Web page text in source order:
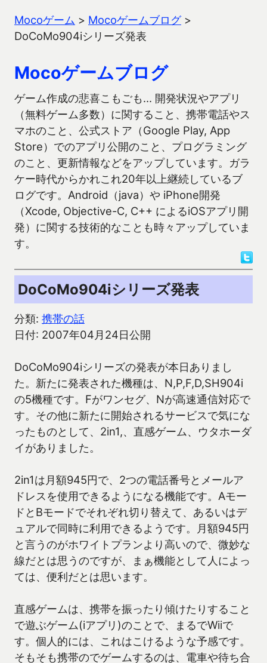
Mocoゲーム > Mocoゲームブログ>
DoCoMo904iシリーズ発表
Mocoゲームブログ
ゲーム作成の悲喜こもごも… 開発状況やアプリ
（無料ゲーム多数）に関すること、携帯電話やス
マホのこと、公式ストア（Google Play, App
Store）でのアプリ公開のこと、プログラミング
のこと、更新情報などをアップしています。ガラ
ケー時代からかれこれ20年以上継続しているブ
ログです。Android（java）や iPhone開発
（Xcode, Objective-C, C++ によるiOSアプリ開
発）に関する技術的なことも時々アップしていま
す。
DoCoMo904iシリーズ発表
分類: 携帯の話
日付: 2007年04月24日公開
DoCoMo904iシリーズの発表が本日ありまし
た。新たに発表された機種は、N,P,F,D,SH904i
の5機種です。Fがワンセグ、Nが高速通信対応で
す。その他に新たに開始されるサービスで気にな
ったものとして、2in1,、直感ゲーム、ウタホーダ
イがありました。
2in1は月額945円で、2つの電話番号とメールア
ドレスを使用できるようになる機能です。Aモー
ドとBモードでそれぞれ切り替えて、あるいはデ
ュアルで同時に利用できるようです。月額945円
と言うのがホワイトプランより高いので、微妙な
線だとは思うのですが、まぁ機能として人によっ
ては、便利だとは思います。
直感ゲームは、携帯を振ったり傾けたりすること
で遊ぶゲーム(iアプリ)のことで、まるでWiiで
す。個人的には、これはこけるような予感です。
そもそも携帯のでゲームするのは、電車や待ち合